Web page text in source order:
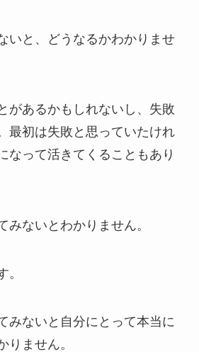
いと、どうなるかわかりませ
があるかもしれないし、失敗
最初は失敗と思っていたけれ
なって活きてくることもあり
みないとわかりません。
。
みないと自分にとって本当に
りません。